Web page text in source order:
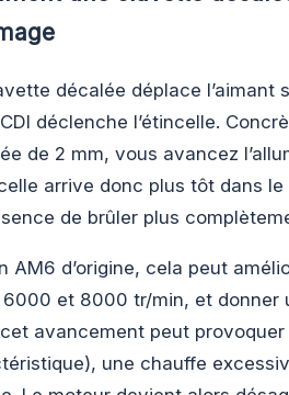
décalée déplace
déclenche l’étincelle.
de 2 mm, vous avancez
arrive donc plus tôt dans
de brûler plus
AM6 d’origine, cela peut
et 8000 tr/min, et donner
avancement peut
une chauffe